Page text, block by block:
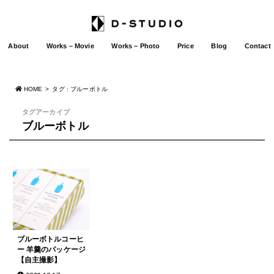
About Works – Movie Works – Photo Price Blog Contact
HOME タグ : ブルーボトル
タグアーカイブ
ブルーボトル
ブルーボトルコーヒ
ー 羊羹のパッケージ
【自主撮影】